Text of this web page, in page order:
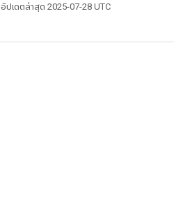
อัปเดตล่าสุด 2025-07-28 UTC